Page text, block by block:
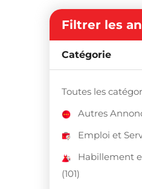
Filtrer les
Catégorie
Toutes les
Autres
Emploi et
Habillement
(101)